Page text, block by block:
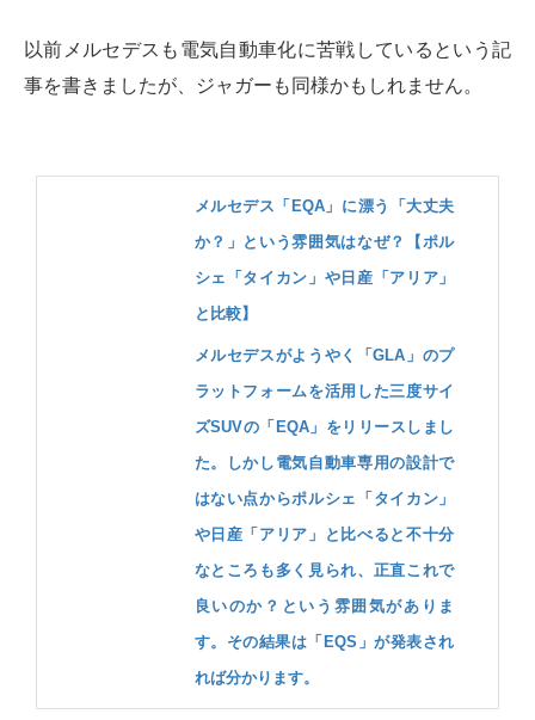
以前メルセデスも電気自動車化に苦戦しているという記
事を書きましたが、ジャガーも同様かもしれません。
メルセデス「EQA」に漂う「大丈夫
か？」という雰囲気はなぜ？【ポル
シェ「タイカン」や日産「アリア」
と比較】
メルセデスがようやく「GLA」のプ
ラットフォームを活用した三度サイ
ズSUVの「EQA」をリリースしまし
た。しかし電気自動車専用の設計で
はない点からポルシェ「タイカン」
や日産「アリア」と比べると不十分
なところも多く見られ、正直これで
良いのか？という雰囲気がありま
す。その結果は「EQS」が発表され
れば分かります。